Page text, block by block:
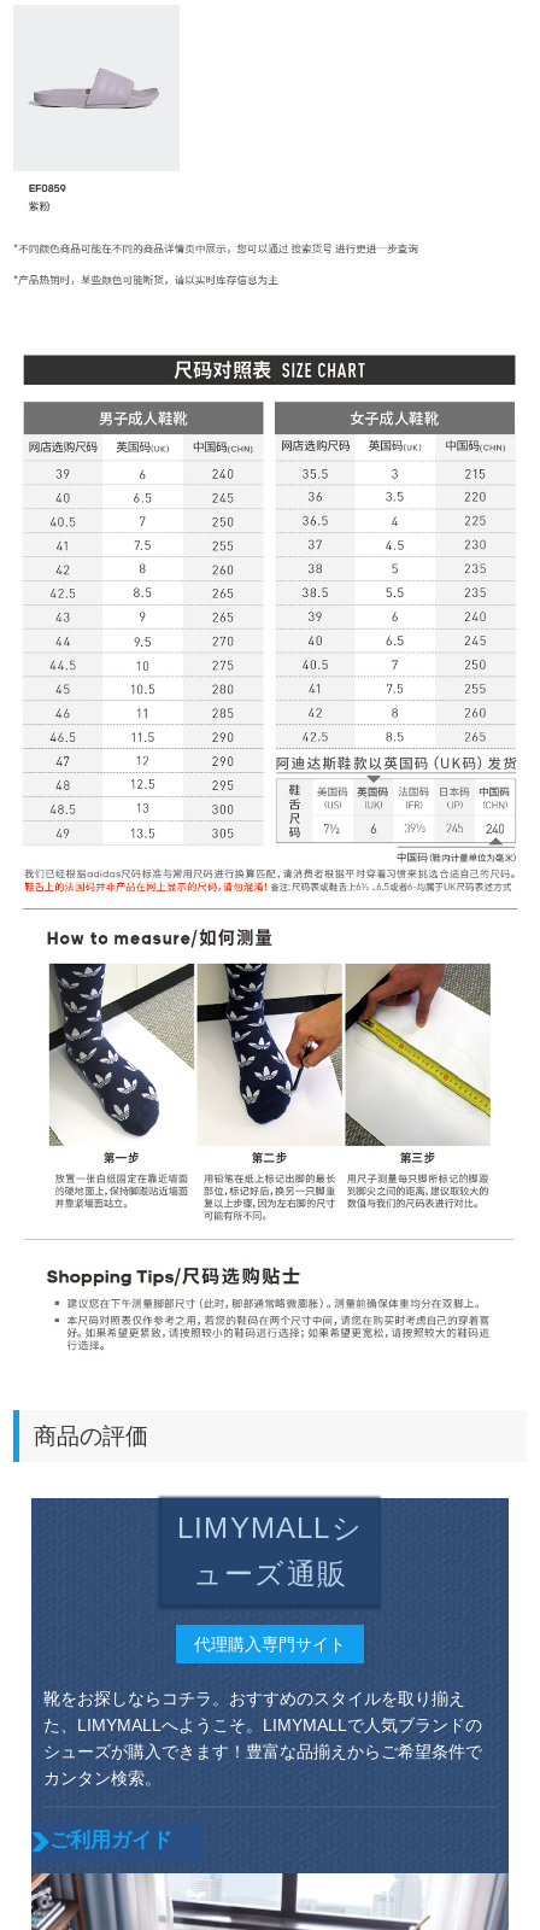
商品の評価
LIMYMALLシ
ューズ通販
代理購入専門サイト
靴をお探しならコチラ。おすすめのスタイルを取り揃え
た、LIMYMALLへようこそ。LIMYMALLで人気ブランドの
シューズが購入できます！豊富な品揃えからご希望条件で
カンタン検索。
ご利用ガイド